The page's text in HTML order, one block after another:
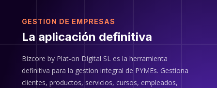
GESTION DE EMPRESAS
La aplicación definitiva
Bizcore by Plat-on Digital SL es la herramienta
definitiva para la gestion integral de PYMEs. Gestiona
clientes, productos, servicios, cursos, empleados,